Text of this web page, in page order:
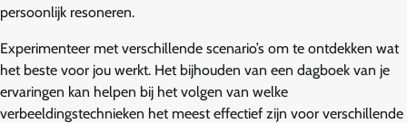
persoonlijk resoneren.
Experimenteer met verschillende scenario’s om te ontdekken wat
het beste voor jou werkt. Het bijhouden van een dagboek van je
ervaringen kan helpen bij het volgen van welke
verbeeldingstechnieken het meest effectief zijn voor verschillende